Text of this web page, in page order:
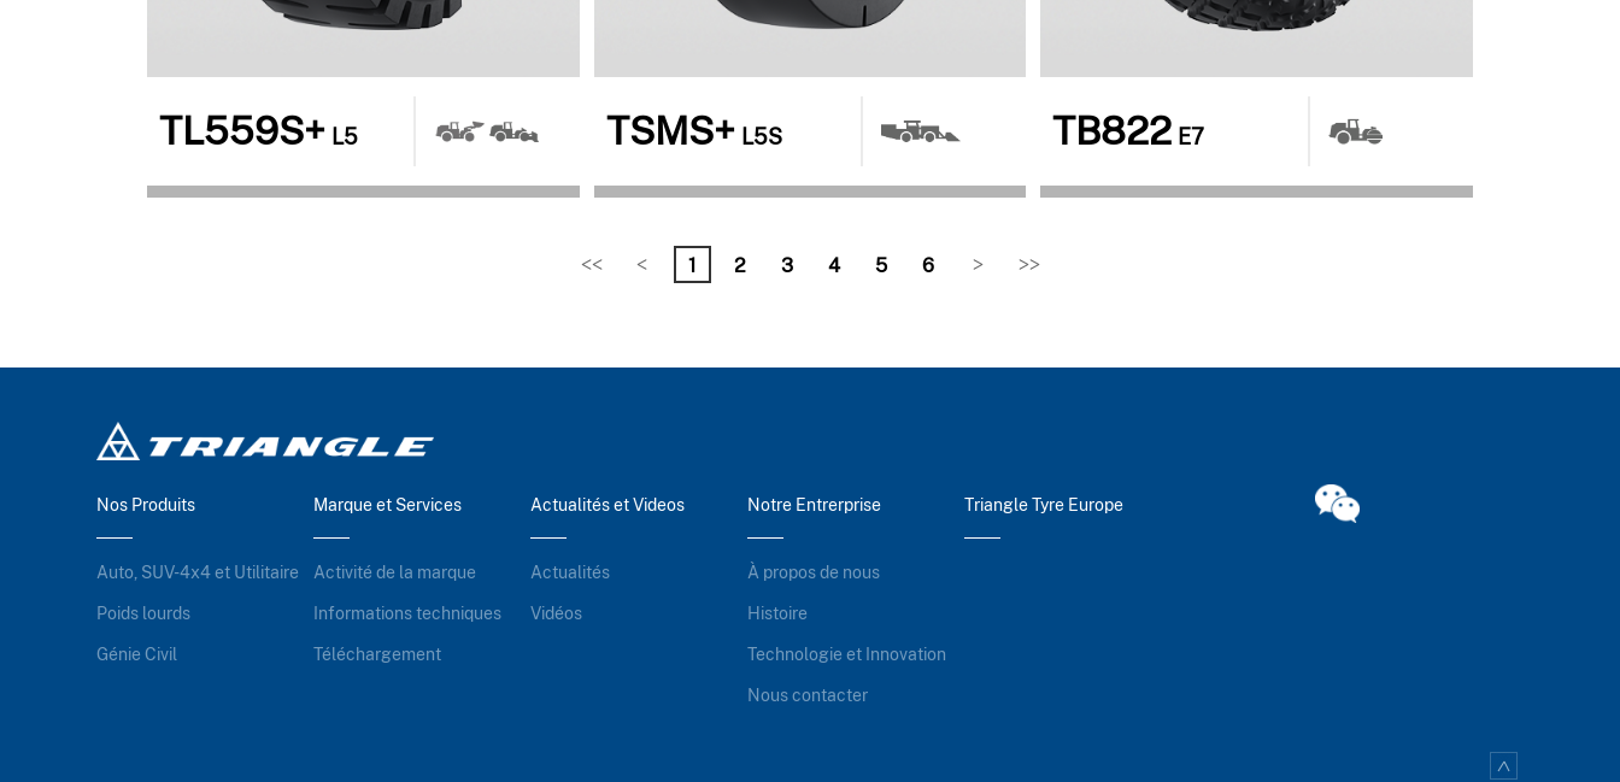
TL559S+ L5 TSMS+ L5S TB822 E7
<< < 1 2 3 4 5 6 > >>
Nos Produits
Auto, SUV-4x4 et Utilitaire
Poids lourds
Génie Civil
Marque et Services
Activité de la marque
Informations techniques
Téléchargement
Actualités et Videos
Actualités
Vidéos
Notre Entrerprise
À propos de nous
Histoire
Technologie et Innovation
Nous contacter
Triangle Tyre Europe